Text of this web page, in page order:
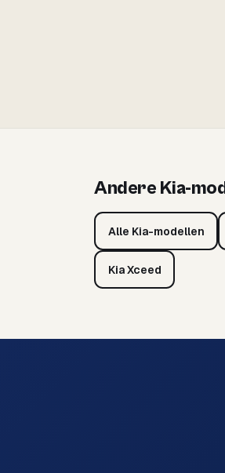
Andere Kia-
Alle Kia-modellen
Kia Xceed